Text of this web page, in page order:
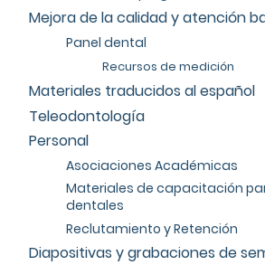
Mejora de la calidad y atención
Panel dental
Recursos de medición
Materiales traducidos al español
Teleodontología
Personal
Asociaciones Académicas
Materiales de capacitación
dentales
Reclutamiento y Retención
Diapositivas y grabaciones de